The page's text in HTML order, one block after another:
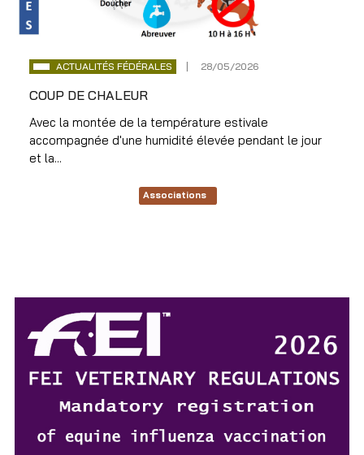
ACTUALITÉS FÉDÉRALES 28/05/2026
COUP DE CHALEUR
Avec la montée de la température estivale
accompagnée d'une humidité élevée pendant le jour
et la...
Associations